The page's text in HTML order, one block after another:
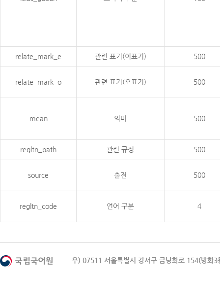
relate_mark_e 관련 표기(이표기) 500
relate_mark_o 관련 표기(오표기) 500
mean 의미 500
regltn_path 관련 규정 500
source 출전 500
regltn_code 언어 구분 4
우) 07511 서울특별시 강서구 금낭화로 154(방화3